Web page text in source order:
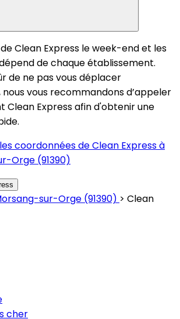
Clean Express le week-end et les
de chaque établissement.
de ne pas vous déplacer
vous recommandons d’appeler
Clean Express afin d'obtenir une
coordonnées de Clean Express à
Orge (91390)
sur-Orge (91390) > Clean
cher